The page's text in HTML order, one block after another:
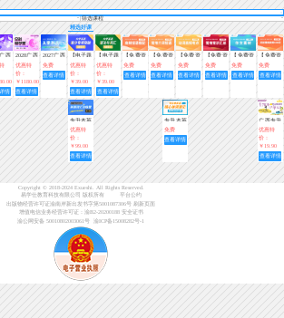
筛选课程
精选好课
西
全
班
专
情
2028广西
专升本全
科畅学班
【广西专
享】
优惠特
价：
￥1180.00
查看详情
2027广西
专升本入
学测试
免费
查看详情
【电子题
库】大学
英语高分
专项突破
800题
优惠特
价：
￥39.00
查看详情
【电子题
库】大学
英语语法
与词汇
600题
优惠特
价：
￥39.00
查看详情
【免费资
料】大学
英语高频
短语搭配
免费
查看详情
【免费资
料】大学
英语常用
介词短语
免费
查看详情
【免费资
料】大学
英语动词
高频考点
免费
查看详情
【免费资
料】大学
语文常用
常识汇总
免费
查看详情
【免费资
料】大学
语文作文
素材汇总
免费
查看详情
【免费资
料】大学
英语阅读
理解高频
免费
查看详情
专升本英
语词汇训
练营（第
二期）陈
能Allen
优惠特
价：
￥99.00
查看详情
专升本英
语核心单
词速记练
习3000题
免费
查看详情
广西专升
本记单词
—(趣味
小课堂)
优惠特
价：
￥19.90
查看详情
Copyright © 2018-2024 Exueshi. All Rights Reserved.
易学仕教育科技有限公司 版权所有
平台公约
出版物经营许可证渝南岸新出发书字第5001087306号
刷新页面
增值电信业务经营许可证：渝B2-20200188 安全证书
渝公网安备 50010802003061号
渝ICP备15008282号-1